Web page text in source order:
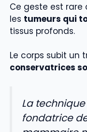
Ce geste est rare
les tumeurs qui
tissus profonds.
Le corps subit un
conservatrices
La
fondatrice